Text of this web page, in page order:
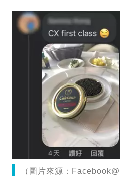
（圖片來源：